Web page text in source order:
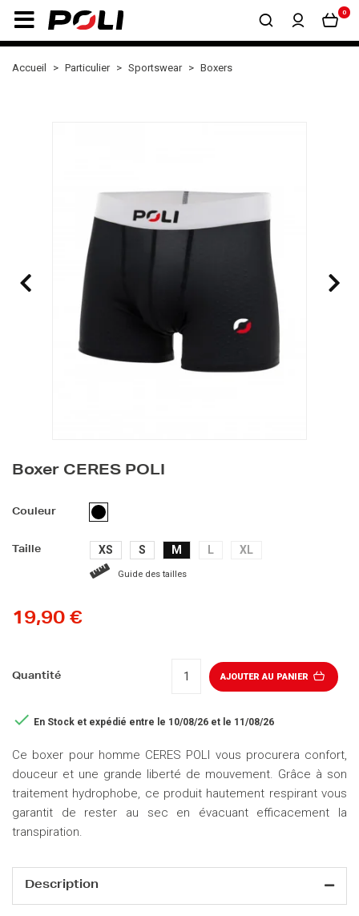
0
Accueil Particulier Sportswear Boxers
Boxer CERES POLI
Couleur NOIR
Taille XS S M L XL
Guide des tailles
19,90 €
Quantité AJOUTER AU PANIER
 En Stock et expédié entre le 10/08/26 et le 11/08/26
Ce boxer pour homme CERES POLI vous procurera confort,
douceur et une grande liberté de mouvement. Grâce à son
traitement hydrophobe, ce produit hautement respirant vous
garantit de rester au sec en évacuant efficacement la
transpiration.
Description